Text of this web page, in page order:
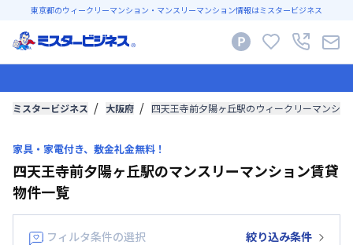
東京都のウィークリーマンション・マンスリーマンション情報はミスタービジネス
ミスタービジネス 大阪府 四天王寺前夕陽ヶ丘駅のウィークリーマンシ
家具・家電付き、敷金礼金無料！
四天王寺前夕陽ヶ丘駅のマンスリーマンション賃貸
物件一覧
フィルタ条件の選択 絞り込み条件